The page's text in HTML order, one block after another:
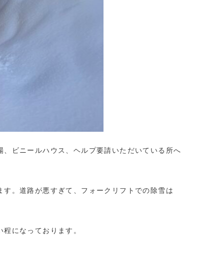
、ビニールハウス、ヘルプ要請いただいている所へ
す。道路が悪すぎて、フォークリフトでの除雪は
になっております。